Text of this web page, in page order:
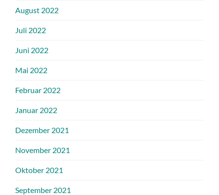
August 2022
Juli 2022
Juni 2022
Mai 2022
Februar 2022
Januar 2022
Dezember 2021
November 2021
Oktober 2021
September 2021